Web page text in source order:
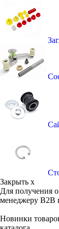
Закрыть x
Для получения
менеджеру B2B
Новинки